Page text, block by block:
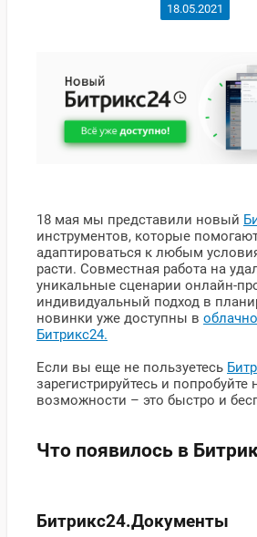
18.05.2021
18 мая мы представили новый
инструментов, которые
адаптироваться к любым
расти. Совместная работа на
уникальные сценарии онлайн-
индивидуальный подход в
новинки уже доступны в
Битрикс24.
Если вы еще не пользуетесь
зарегистрируйтесь и попробуйте
возможности – это быстро и
Что появилось в
Битрикс24.Документы